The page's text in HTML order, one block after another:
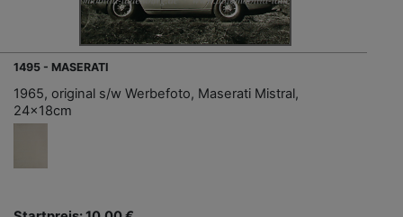
1495 - MASERATI
1965, original s/w Werbefoto, Maserati Mistral,
24x18cm